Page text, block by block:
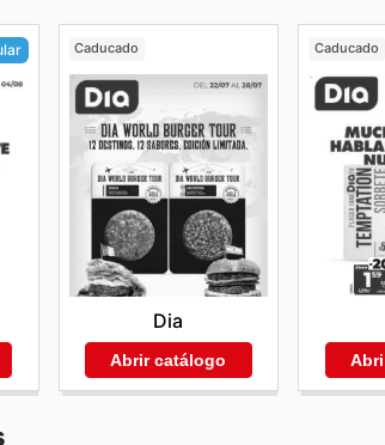
Caducado
Dia
Abrir catálogo
Caducado